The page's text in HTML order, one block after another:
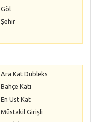
Göl
Şehir
Ara Kat Dubleks
Bahçe Katı
En Üst Kat
Müstakil Girişli